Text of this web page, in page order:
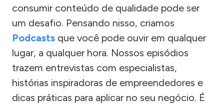
consumir conteúdo de qualidade pode ser
um desafio. Pensando nisso, criamos
Podcasts que você pode ouvir em qualquer
lugar, a qualquer hora. Nossos episódios
trazem entrevistas com especialistas,
histórias inspiradoras de empreendedores e
dicas práticas para aplicar no seu negócio. É